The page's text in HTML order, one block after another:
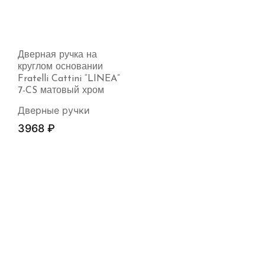
Дверная ручка на
круглом основании
Fratelli Cattini “LINEA”
7-CS матовый хром
Дверные ручки
3968 ₽